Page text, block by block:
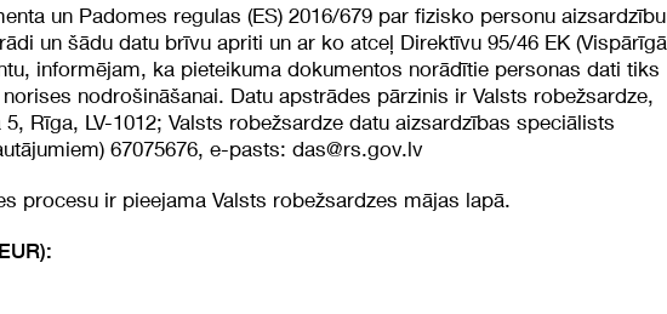
un Padomes regulas (ES) 2016/679 par fizisko personu aizsardzību
un šādu datu brīvu apriti un ar ko atceļ Direktīvu 95/46 EK (Vispārīgā
informējam, ka pieteikuma dokumentos norādītie personas dati tiks
nodrošināšanai. Datu apstrādes pārzinis ir Valsts robežsardze,
Rīga, LV-1012; Valsts robežsardze datu aizsardzības speciālists
67075676, e-pasts: das@rs.gov.lv
procesu ir pieejama Valsts robežsardzes mājas lapā.